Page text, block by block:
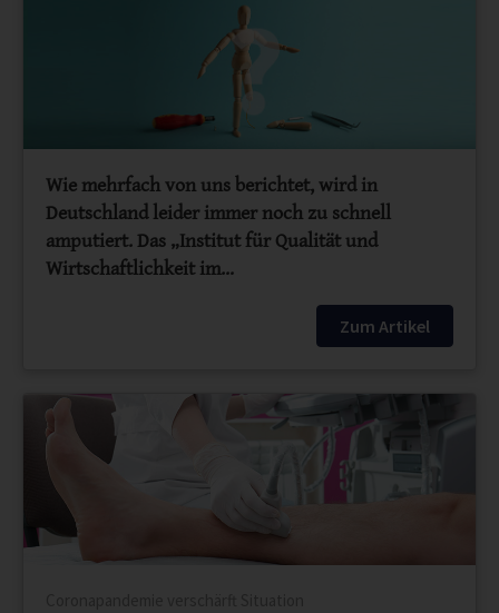
Wie mehrfach von uns berichtet, wird in
Deutschland leider immer noch zu schnell
amputiert. Das „Institut für Qualität und
Wirtschaftlichkeit im…
Zum Artikel